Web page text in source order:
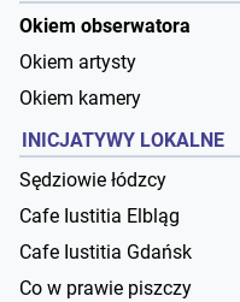
Okiem obserwatora
Okiem artysty
Okiem kamery
INICJATYWY LOKALNE
Sędziowie łódzcy
Cafe Iustitia Elbląg
Cafe Iustitia Gdańsk
Co w prawie piszczy